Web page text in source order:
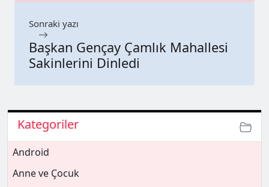
Sonraki yazı
Başkan Gençay Çamlık Mahallesi
Sakinlerini Dinledi
Kategoriler
Android
Anne ve Çocuk